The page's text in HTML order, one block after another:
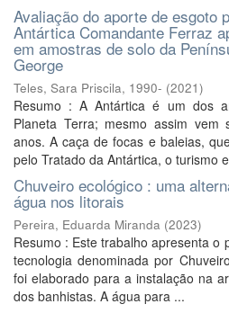
Avaliação do aporte de esgoto
Antártica Comandante Ferraz
em amostras de solo da
George
Teles, Sara Priscila, 1990- (2021)
Resumo : A Antártica é um dos
Planeta Terra; mesmo assim vem
anos. A caça de focas e baleias,
pelo Tratado da Antártica, o turismo
Chuveiro ecológico : uma
água nos litorais
Pereira, Eduarda Miranda (2023)
Resumo : Este trabalho apresenta o
tecnologia denominada por
foi elaborado para a instalação na
dos banhistas. A água para ...